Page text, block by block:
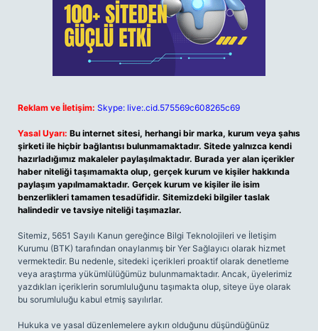
Reklam ve İletişim: Skype: live:.cid.575569c608265c69
Yasal Uyarı: Bu internet sitesi, herhangi bir marka, kurum veya şahıs
şirketi ile hiçbir bağlantısı bulunmamaktadır. Sitede yalnızca kendi
hazırladığımız makaleler paylaşılmaktadır. Burada yer alan içerikler
haber niteliği taşımamakta olup, gerçek kurum ve kişiler hakkında
paylaşım yapılmamaktadır. Gerçek kurum ve kişiler ile isim
benzerlikleri tamamen tesadüfidir. Sitemizdeki bilgiler taslak
halindedir ve tavsiye niteliği taşımazlar.
Sitemiz, 5651 Sayılı Kanun gereğince Bilgi Teknolojileri ve İletişim
Kurumu (BTK) tarafından onaylanmış bir Yer Sağlayıcı olarak hizmet
vermektedir. Bu nedenle, sitedeki içerikleri proaktif olarak denetleme
veya araştırma yükümlülüğümüz bulunmamaktadır. Ancak, üyelerimiz
yazdıkları içeriklerin sorumluluğunu taşımakta olup, siteye üye olarak
bu sorumluluğu kabul etmiş sayılırlar.
Hukuka ve yasal düzenlemelere aykırı olduğunu düşündüğünüz